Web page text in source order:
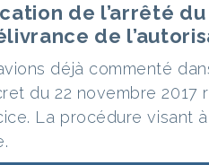
de l’arrêté
de
déjà commenté
du 22 novembre 2017
La procédure